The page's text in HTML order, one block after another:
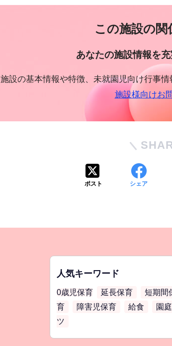
この施設の関
あなたの施設情報を
施設の基本情報や特徴、未就園児向け行事
施設様向けお
ポスト シェア
人気キーワード
0歳児保育 延長保育 短期間
育
障害児保育 給食 園庭
ツ